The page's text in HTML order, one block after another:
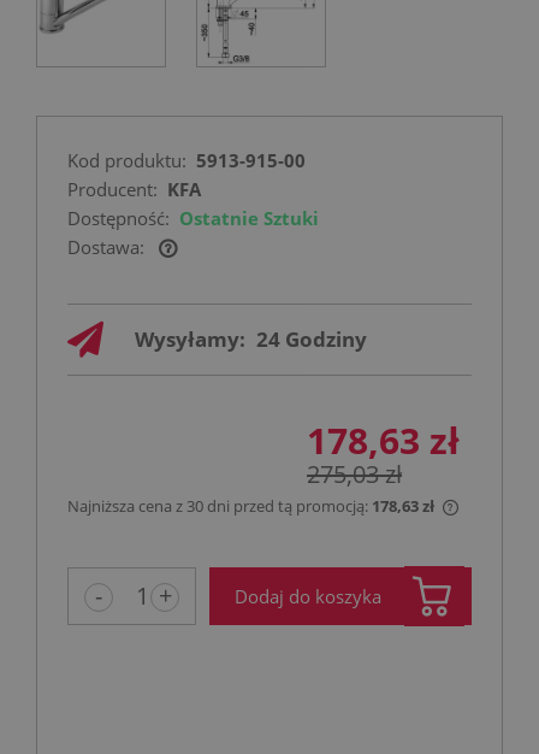
Kod produktu: 5913-915-00
Producent: KFA
Dostępność: Ostatnie Sztuki
Dostawa:
Cena nie zawiera ewentualnych kosztów
Wysyłamy: 24 Godziny
178,63 zł
275,03 zł
Najniższa cena z 30 dni przed tą promocją: 178,63 zł
- + Dodaj do koszyka